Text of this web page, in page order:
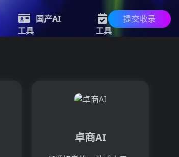
国产AI
工具
新的AI
工具
提交收录
卓商AI